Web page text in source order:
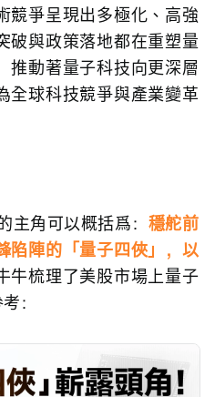
競爭呈現出多極化、高強
破與政策落地都在重塑量
推動著量子科技向更深層
全球科技競爭與產業變革
主角可以概括爲： 穩舵前
陷陣的「量子四俠」，以
牛梳理了美股市場上量子
：